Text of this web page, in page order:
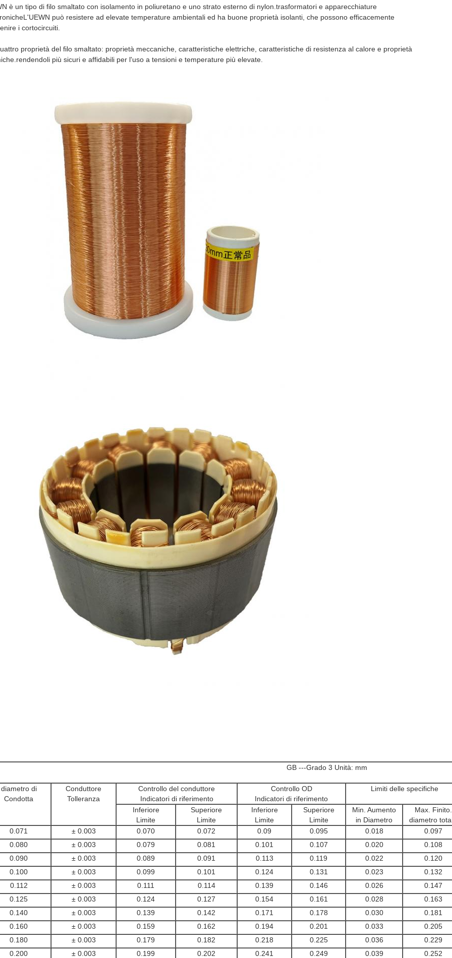
è un tipo di filo smaltato con isolamento in poliuretano e uno strato esterno di nylon.trasformatori e apparecchiature
può resistere ad elevate temperature ambientali ed ha buone proprietà isolanti, che possono efficacemente
i cortocircuiti.
proprietà del filo smaltato: proprietà meccaniche, caratteristiche elettriche, caratteristiche di resistenza al calore e proprietà
più sicuri e affidabili per l'uso a tensioni e temperature più elevate.
GB ---Grado 3 Unità: mm
diametro di
Condotta
Conduttore
Tolleranza
Controllo del conduttore
Indicatori di riferimento
Controllo OD
Indicatori di riferimento
Limiti delle specifiche
Inferiore
Limite
Superiore
Limite
Inferiore
Limite
Superiore
Limite
Min. Aumento
in Diametro
Max. Finito.
diametro
0.071
± 0.003 0.070 0.072 0.09 0.095 0.018
0.097
0.080
± 0.003 0.079 0.081 0.101 0.107 0.020
0.108
0.090
± 0.003 0.089 0.091 0.113 0.119 0.022
0.120
0.100
± 0.003 0.099 0.101 0.124 0.131 0.023
0.132
0.112
± 0.003 0.111 0.114 0.139 0.146 0.026
0.147
0.125
± 0.003 0.124 0.127 0.154 0.161 0.028
0.163
0.140
± 0.003 0.139 0.142 0.171 0.178 0.030
0.181
0.160
± 0.003 0.159 0.162 0.194 0.201 0.033
0.205
0.180
± 0.003 0.179 0.182 0.218 0.225 0.036
0.229
0.200
± 0.003 0.199 0.202 0.241 0.249 0.039 0.252